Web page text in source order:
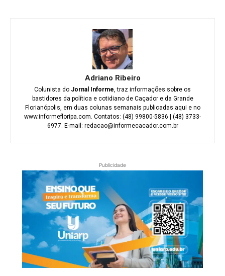
Adriano Ribeiro
Colunista do Jornal Informe , traz informações sobre os
bastidores da política e cotidiano de Caçador e da Grande
Florianópolis, em duas colunas semanais publicadas aqui e no
www.informefloripa.com. Contatos: (48) 99800-5836 | (48) 3733-
6977. E-mail: redacao@informecacador.com.br
Publicidade